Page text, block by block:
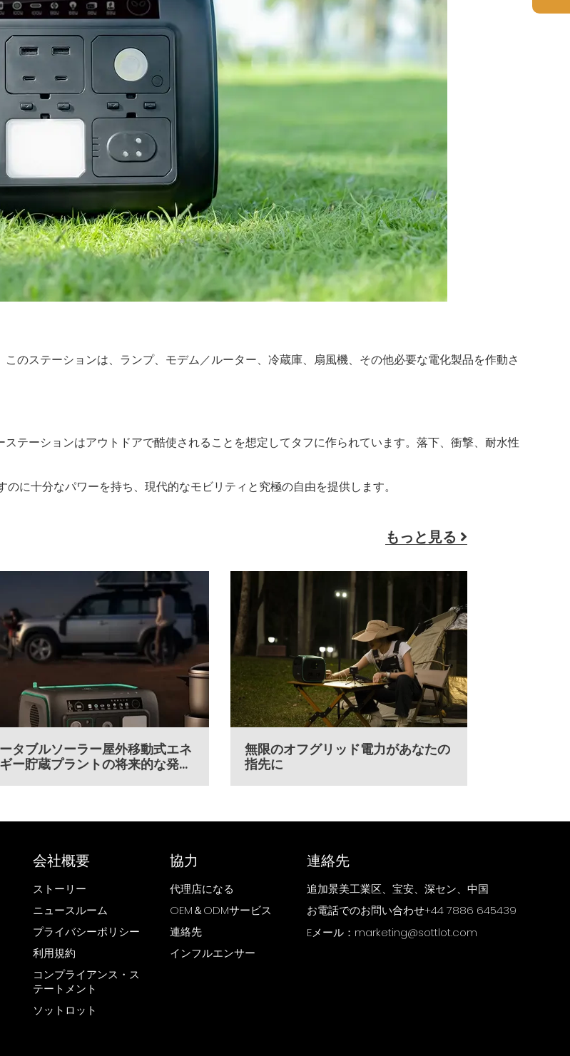
のステーションは、ランプ、モデム／ルーター、冷蔵庫、扇風機、その他必要な電化製品を作動さ
テーションはアウトドアで酷使されることを想定してタフに作られています。落下、衝撃、耐水性
に十分なパワーを持ち、現代的なモビリティと究極の自由を提供します。
もっと見る
タブルソーラー屋外移動式エネ
ー貯蔵プラントの将来的な発展
無限のオフグリッド電力があなたの
指先に
会社概要
ストーリー
ニュースルーム
プライバシーポリシー
利用規約
コンプライアンス・ス
テートメント
ソットロット
協力
代理店になる
OEM＆ODMサービス
連絡先
インフルエンサー
連絡先
追加景美工業区、宝安、深セン、中国
お電話でのお問い合わせ+44 7886 645439
Eメール：marketing@sottlot.com